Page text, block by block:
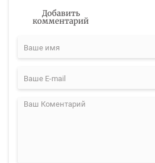
Добавить
комментарий